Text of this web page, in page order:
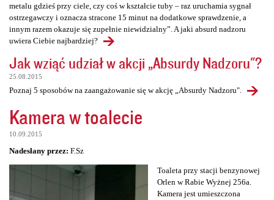
metalu gdzieś przy ciele, czy coś w kształcie tuby – raz uruchamia sygnał
ostrzegawczy i oznacza stracone 15 minut na dodatkowe sprawdzenie, a
innym razem okazuje się zupełnie niewidzialny”. A jaki absurd nadzoru
uwiera Ciebie najbardziej?
Jak wziąć udział w akcji „Absurdy Nadzoru"?
25.08.2015
Poznaj 5 sposobów na zaangażowanie się w akcję „Absurdy Nadzoru".
Kamera w toalecie
10.09.2015
Nadesłany przez: F.Sz
Toaleta przy stacji benzynowej
Orlen w Rabie Wyżnej 256a.
Kamera jest umieszczona